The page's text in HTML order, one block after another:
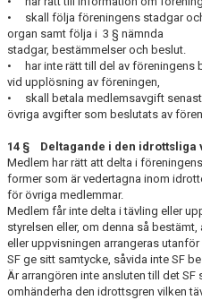
• skall följa föreningens stadgar
organ samt följa i 3 §
stadgar, bestämmelser och beslut.
• har inte rätt till del av föreningens
vid upplösning av föreningen,
• skall betala medlemsavgift
övriga avgifter som beslutats av
14 § Deltagande i den idrottsliga
Medlem har rätt att delta i
former som är vedertagna inom
för övriga med­lemmar.
Medlem får inte delta i tävling eller
styrelsen eller, om denna så
eller uppvisningen arrange­ras
SF ge sitt samtycke, såvida inte SF
Är arrangören inte ansluten till det
omhänderha den idrottsgren vilken